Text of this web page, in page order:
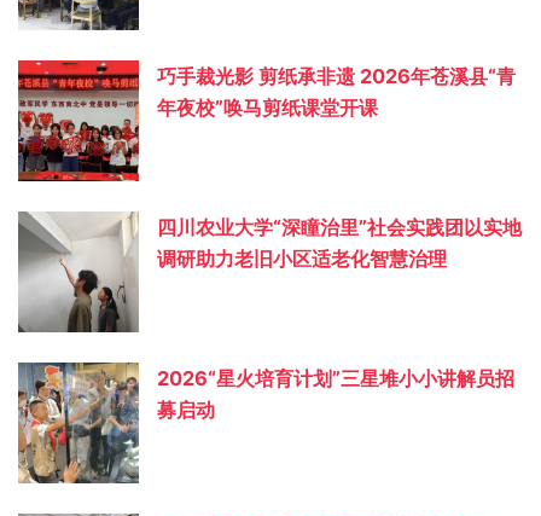
巧手裁光影 剪纸承非遗 2026年苍溪县“青
年夜校”唤马剪纸课堂开课
四川农业大学“深瞳治里”社会实践团以实地
调研助力老旧小区适老化智慧治理
2026“星火培育计划”三星堆小小讲解员招
募启动